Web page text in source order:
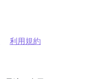
利用規約